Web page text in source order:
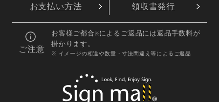
お支払い方法 領収書発行
ご注意
お客様ご都合※によるご返品には返品手数料が
掛かります。
※ イメージの相違や数量・寸法間違え等によるご返品